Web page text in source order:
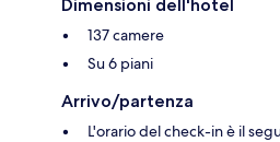
Dimensioni dell'hotel
137 camere
Su 6 piani
Arrivo/partenza
L'orario del check-in è il